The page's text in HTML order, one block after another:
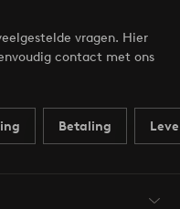
vragen. Hier
contact met ons
Betaling